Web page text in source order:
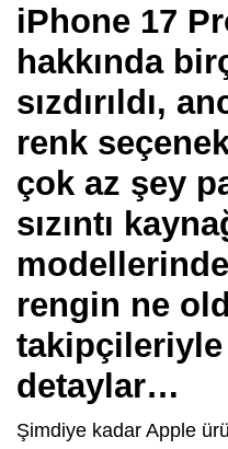
iPhone 17
hakkında
sızdırıldı,
renk
çok az şey
sızıntı
rengin ne
takipçileriyle
detaylar…
Şimdiye kadar Apple